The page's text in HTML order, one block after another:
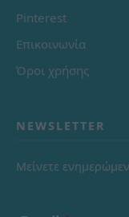
Pinterest
Επικοινωνία
Όροι χρήσης
NEWSLETTER
Μείνετε